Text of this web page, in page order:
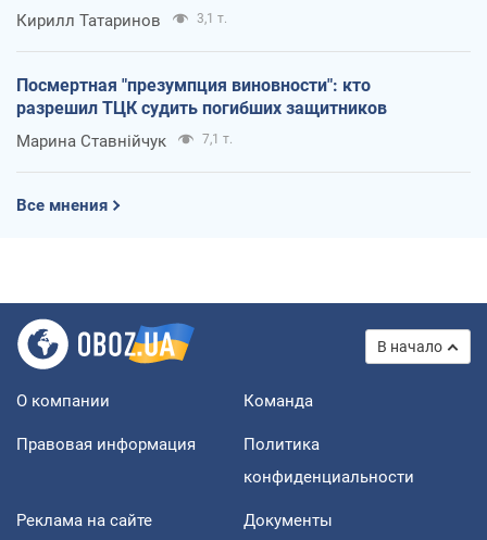
Кирилл Татаринов 3,1 т.
Посмертная "презумпция виновности": кто
разрешил ТЦК судить погибших защитников
Марина Ставнійчук 7,1 т.
Все мнения
В начало
О компании Команда
Правовая информация
Политика
конфиденциальности
Реклама на сайте Документы